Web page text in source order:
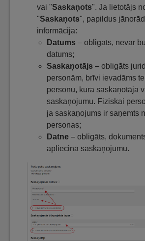
vai "Saskaņots". Ja lietotājs
"Saskaņots", papildus
informācija:
Datums – obligāts, nevar
datums;
Saskaņotājs – obligāts
personām, brīvi ievadāms
personu, kura saskaņotāja
saskaņojumu. Fiziskai
ja saskaņojums ir saņemts
personas;
Datne – obligāts,
apliecina saskaņojumu.